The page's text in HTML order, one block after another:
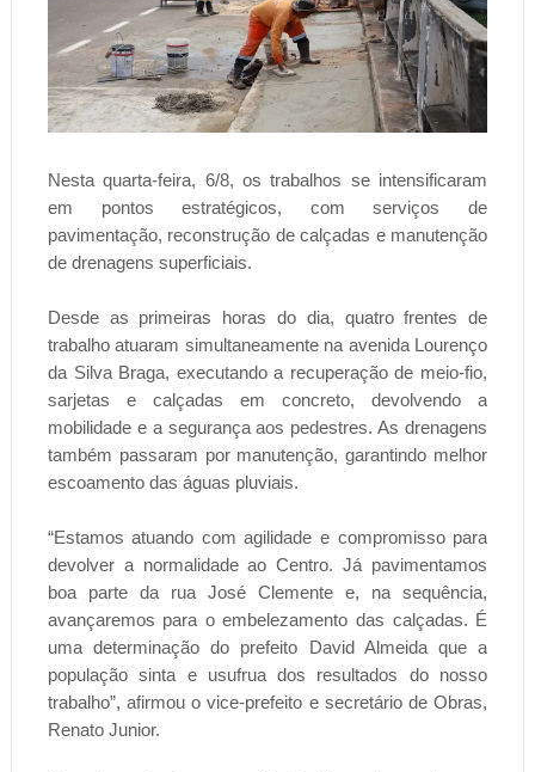
Nesta quarta-feira, 6/8, os trabalhos se intensificaram
em pontos estratégicos, com serviços de
pavimentação, reconstrução de calçadas e manutenção
de drenagens superficiais.
Desde as primeiras horas do dia, quatro frentes de
trabalho atuaram simultaneamente na avenida Lourenço
da Silva Braga, executando a recuperação de meio-fio,
sarjetas e calçadas em concreto, devolvendo a
mobilidade e a segurança aos pedestres. As drenagens
também passaram por manutenção, garantindo melhor
escoamento das águas pluviais.
“Estamos atuando com agilidade e compromisso para
devolver a normalidade ao Centro. Já pavimentamos
boa parte da rua José Clemente e, na sequência,
avançaremos para o embelezamento das calçadas. É
uma determinação do prefeito David Almeida que a
população sinta e usufrua dos resultados do nosso
trabalho”, afirmou o vice-prefeito e secretário de Obras,
Renato Junior.